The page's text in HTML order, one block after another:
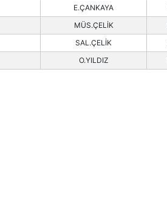
E.ÇANKAYA
MÜS.ÇELİK
SAL.ÇELİK
O.YILDIZ